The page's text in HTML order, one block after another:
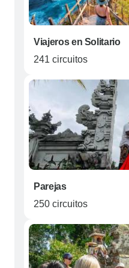
Viajeros en Solitario
241 circuitos
Parejas
250 circuitos